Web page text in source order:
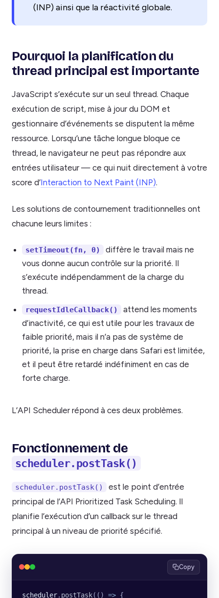
(INP) ainsi que la réactivité globale.
Pourquoi la planification du
thread principal est importante
JavaScript s’exécute sur un seul thread. Chaque
exécution de script, mise à jour du DOM et
gestionnaire d’événements se disputent la même
ressource. Lorsqu’une tâche longue bloque ce
thread, le navigateur ne peut pas répondre aux
entrées utilisateur — ce qui nuit directement à votre
score d’Interaction to Next Paint (INP).
Les solutions de contournement traditionnelles ont
chacune leurs limites :
setTimeout(fn, 0)
diffère le travail mais ne
vous donne aucun contrôle sur la priorité. Il
s’exécute indépendamment de la charge du
thread.
requestIdleCallback()
attend les moments
d’inactivité, ce qui est utile pour les travaux de
faible priorité, mais il n’a pas de système de
priorité, la prise en charge dans Safari est limitée,
et il peut être retardé indéfiniment en cas de
forte charge.
L’API Scheduler répond à ces deux problèmes.
Fonctionnement de
scheduler.postTask()
scheduler.postTask()
est le point d’entrée
principal de l’API Prioritized Task Scheduling. Il
planifie l’exécution d’un callback sur le thread
principal à un niveau de priorité spécifié.
Copy
scheduler. postTask(() => {